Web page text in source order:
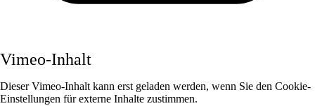
Vimeo-Inhalt
Dieser Vimeo-Inhalt kann erst geladen werden, wenn Sie den Cookie-
Einstellungen für externe Inhalte zustimmen.